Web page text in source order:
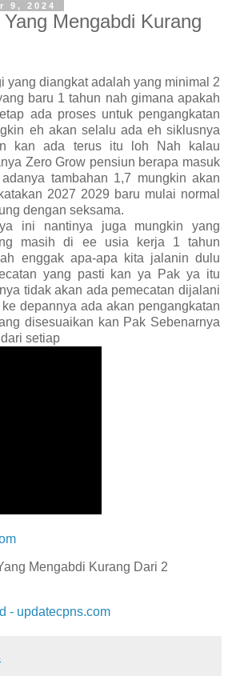
9, 2024
Mengabdi Kurang
yang diangkat adalah yang minimal 2
baru 1 tahun nah gimana apakah
ada proses untuk pengangkatan
eh akan selalu ada eh siklusnya
kan ada terus itu loh Nah kalau
Zero Grow pensiun berapa masuk
tambahan 1,7 mungkin akan
2027 2029 baru mulai normal
dengan seksama.
ini nantinya juga mungkin yang
masih di ee usia kerja 1 tahun
enggak apa-apa kita jalanin dulu
yang pasti kan ya Pak ya itu
tidak akan ada pemecatan dijalani
depannya ada akan pengangkatan
disesuaikan kan Pak Sebenarnya
setiap
Mengabdi Kurang Dari 2
- updatecpns.com